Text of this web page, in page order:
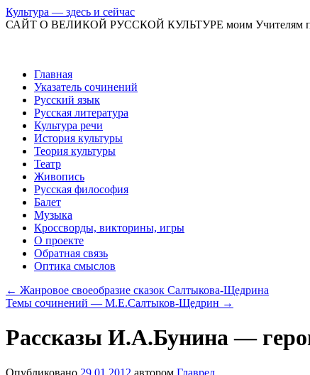
Культура — здесь и сейчас
САЙТ О ВЕЛИКОЙ РУССКОЙ КУЛЬТУРЕ моим Учителям
Перейти
содержимому
Главная
Указатель сочинений
Русский язык
Русская литература
Культура речи
История культуры
Теория культуры
Театр
Живопись
Русская философия
Балет
Музыка
Кроссворды, викторины, игры
О проекте
Обратная связь
Оптика смыслов
← Жанровое своеобразие сказок Салтыкова-Щедрина
Темы сочинений — М.Е.Салтыков-Щедрин →
Рассказы И.А.Бунина —
Опубликовано 29.01.2012 автором Главред